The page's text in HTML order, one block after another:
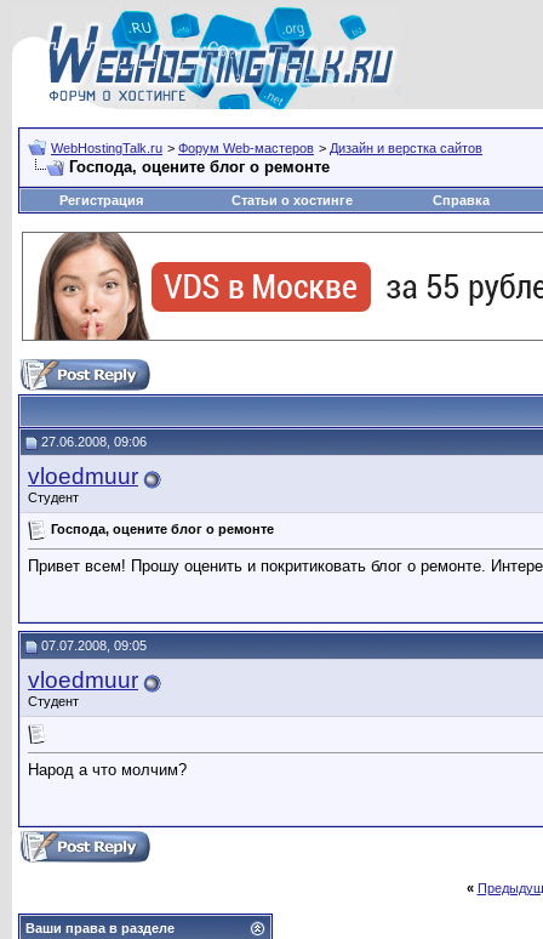
WebHostingTalk.ru > Форум Web-мастеров > Дизайн и верстка сайтов
Господа, оцените блог о ремонте
Регистрация Статьи о хостинге Справка
27.06.2008, 09:06
vloedmuur
Студент
Господа, оцените блог о ремонте
Привет всем! Прошу оценить и покритиковать блог о ремонте.
07.07.2008, 09:05
vloedmuur
Студент
Народ а что молчим?
«
Ваши права в разделе